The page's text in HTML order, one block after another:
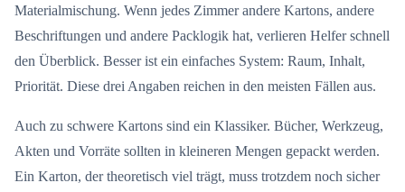
Materialmischung. Wenn jedes Zimmer andere Kartons, andere
Beschriftungen und andere Packlogik hat, verlieren Helfer schnell
den Überblick. Besser ist ein einfaches System: Raum, Inhalt,
Priorität. Diese drei Angaben reichen in den meisten Fällen aus.
Auch zu schwere Kartons sind ein Klassiker. Bücher, Werkzeug,
Akten und Vorräte sollten in kleineren Mengen gepackt werden.
Ein Karton, der theoretisch viel trägt, muss trotzdem noch sicher